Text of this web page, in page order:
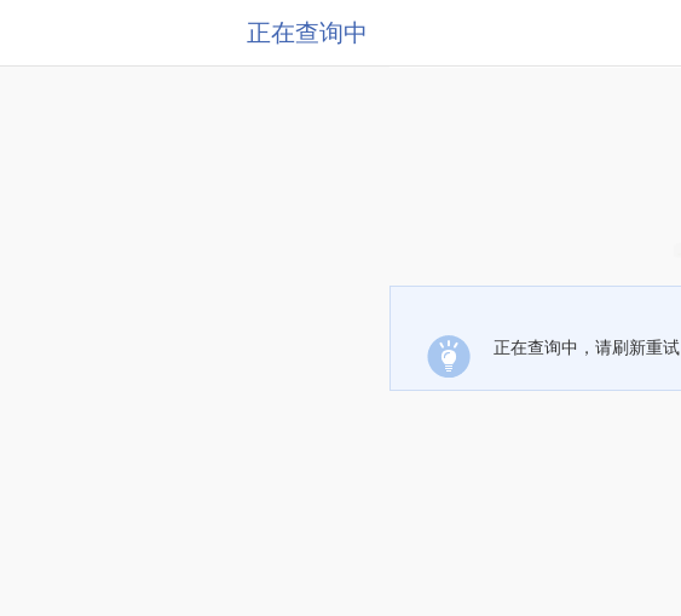
正在查询中
正在查询中，请刷新重试